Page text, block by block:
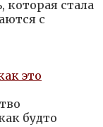
которая стала
с
это
будто